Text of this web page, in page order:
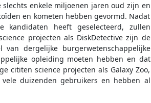
enkele miljoenen jaren oud zijn en
en kometen hebben gevormd. Nadat
heeft geselecteerd, zullen
projecten als DiskDetective zijn de
dergelijke burgerwetenschappelijke
opleiding moeten hebben en dat
cititen science projecten als Galaxy Zoo,
duizenden gebruikers en hebben al